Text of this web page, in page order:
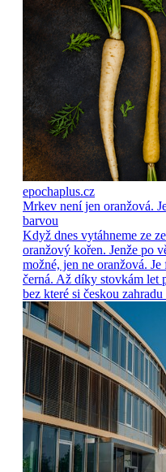
epochaplus.cz
Mrkev není jen oranžová.
barvou
Když dnes vytáhneme ze
oranžový kořen. Jenže po
možné, jen ne oranžová.
černá. Až díky stovkám let
bez které si českou